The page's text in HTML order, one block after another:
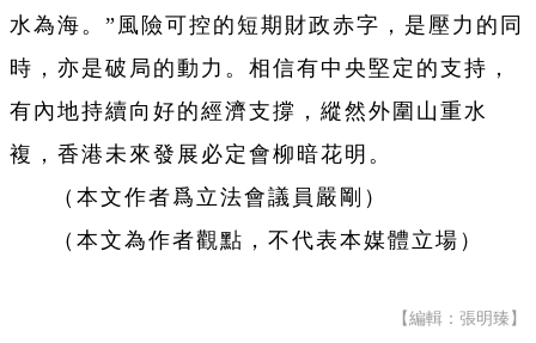
水為海。”風險可控的短期財政赤字，是壓力的同
時，亦是破局的動力。相信有中央堅定的支持，
有內地持續向好的經濟支撐，縱然外圍山重水
複，香港未來發展必定會柳暗花明。
（本文作者爲立法會議員嚴剛）
（本文為作者觀點，不代表本媒體立場）
【編輯：張明臻】